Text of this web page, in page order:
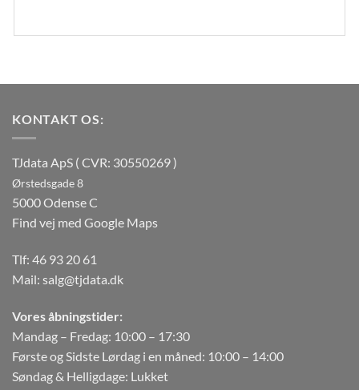
KONTAKT OS:
TJdata ApS ( CVR: 30550269 )
Ørstedsgade 8
5000 Odense C
Find vej med Google Maps
Tlf: 46 93 20 61
Mail: salg@tjdata.dk
Vores åbningstider:
Mandag – Fredag: 10:00 – 17:30
Første og Sidste Lørdag i en måned: 10:00 – 14:00
Søndag & Helligdage: Lukket